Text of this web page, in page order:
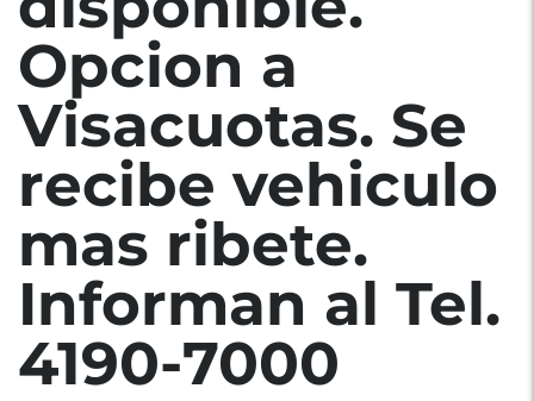
Opcion a
Visacuotas. Se
recibe vehiculo
mas ribete.
Informan al Tel.
4190-7000